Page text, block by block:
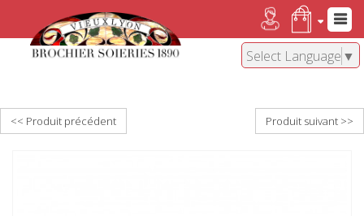
Select Language ▼
<< Produit précédent Produit suivant >>